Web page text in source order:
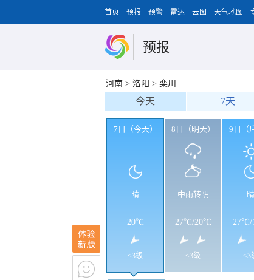
首页 预报 预警 雷达 云图 天气地图
预报
河南 > 洛阳 > 栾川
今天 7天
7日（今天）
晴
20℃
<3级
8日（明天）
中雨转阴
27℃/20℃
<3级
9日（
晴
27℃/
<3